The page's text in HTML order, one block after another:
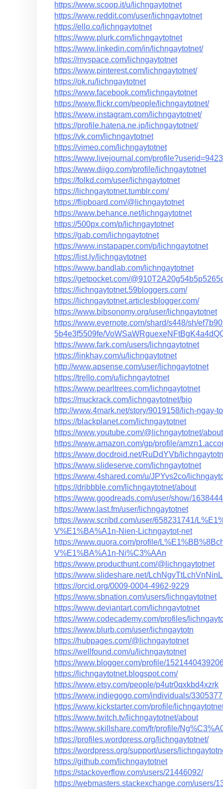
https://www.scoop.it/u/lichngaytotnet
https://www.reddit.com/user/lichngaytotnet
https://ello.co/lichngaytotnet
https://www.plurk.com/lichngaytotnet
https://www.linkedin.com/in/lichngaytotnet/
https://myspace.com/lichngaytotnet
https://www.pinterest.com/lichngaytotnet/
https://ok.ru/lichngaytotnet
https://www.facebook.com/lichngaytotnet
https://www.flickr.com/people/lichngaytotnet/
https://www.instagram.com/lichngaytotnet/
https://profile.hatena.ne.jp/lichngaytotnet/
https://vk.com/lichngaytotnet
https://vimeo.com/lichngaytotnet
https://www.livejournal.com/
https://www.diigo.com/profile/lichngaytotnet
https://folkd.com/user/lichngaytotnet
https://lichngaytotnet.tumblr.com/
https://flipboard.com/@lichngaytotnet
https://www.behance.net/lichngaytotnet
https://500px.com/p/lichngaytotnet
https://gab.com/lichngaytotnet
https://www.instapaper.com/p/lichngaytotnet
https://list.ly/lichngaytotnet
https://www.bandlab.com/lichngaytotnet
https://getpocket.com/
https://lichngaytotnet.59bloggers.com/
https://lichngaytotnet.articlesblogger.com/
https://www.bibsonomy.org/user/lichngaytotnet
https://www.evernote.com/shard/s448/sh/
5b4e3f5509fe/
https://www.fark.com/users/lichngaytotnet
https://linkhay.com/u/lichngaytotnet
http://www.apsense.com/user/lichngaytotnet
https://trello.com/u/lichngaytotnet
https://www.pearltrees.com/lichngaytotnet
https://muckrack.com/lichngaytotnet/bio
http://www.4mark.net/story/9019158/lich-
https://blackplanet.com/lichngaytotnet
https://www.youtube.com/@lichngaytotnet/about
https://www.amazon.com/gp/profile/
https://www.docdroid.net/RuDdYVb/
https://www.slideserve.com/lichngaytotnet
https://www.4shared.com/u/JPYvs2co/
https://dribbble.com/lichngaytotnet/about
https://www.goodreads.com/user/show/
https://www.last.fm/user/lichngaytotnet
https://www.scribd.com/user/658231741/
V%E1%BA%A1n-Nien-Lichngaytot-net
https://www.quora.com/profile/
V%E1%BA%A1n-Ni%C3%AAn
https://www.producthunt.com/@lichngaytotnet
https://www.slideshare.net/
https://orcid.org/0009-0004-4962-9229
https://www.sbnation.com/users/lichngaytotnet
https://www.deviantart.com/lichngaytotnet
https://www.codecademy.com/profiles/
https://www.blurb.com/user/lichngaytotn
https://hubpages.com/@lichngaytotnet
https://wellfound.com/u/lichngaytotnet
https://www.blogger.com/profile/
https://lichngaytotnet.blogspot.com/
https://www.etsy.com/people/p4utr0qxkbd4xzrk
https://www.indiegogo.com/individuals/
https://www.kickstarter.com/profile/
https://www.twitch.tv/lichngaytotnet/about
https://www.skillshare.com/fr/profile/
https://profiles.wordpress.org/lichngaytotnet/
https://wordpress.org/support/users/
https://github.com/lichngaytotnet
https://stackoverflow.com/users/21446092/
https://webmasters.stackexchange.com/users/